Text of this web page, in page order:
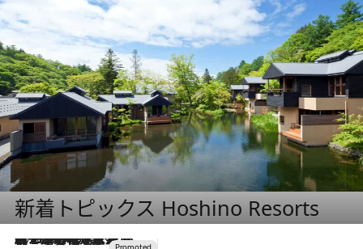
新着トピックス Hoshino Resorts
2026.8.7
【トンボの足水浴】ヒノキの香りに包まれて涼感マックス！約13℃の湧水かけ流しを避暑地「星野温泉 トンボの湯」で体験